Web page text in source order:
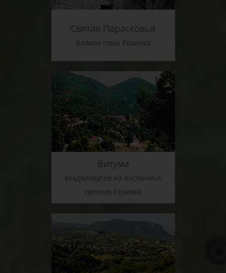
Святая Парасковья
Балкон горы Козиака
Витума
воздвигнутое на восточных
склонах Козиака